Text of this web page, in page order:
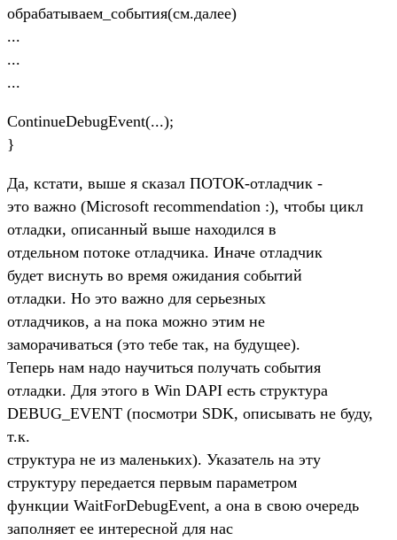
обрабатываем_события(см.далее)
...
...
...
ContinueDebugEvent(...);
}
Да, кстати, выше я сказал ПОТОК-отладчик -
это важно (Microsoft recommendation :), чтобы цикл
отладки, описанный выше находился в
отдельном потоке отладчика. Иначе отладчик
будет виснуть во время ожидания событий
отладки. Но это важно для серьезных
отладчиков, а на пока можно этим не
заморачиваться (это тебе так, на будущее).
Теперь нам надо научиться получать события
отладки. Для этого в Win DAPI есть структура
DEBUG_EVENT (посмотри SDK, описывать не буду,
т.к.
структура не из маленьких). Указатель на эту
структуру передается первым параметром
функции WaitForDebugEvent, а она в свою очередь
заполняет ее интересной для нас